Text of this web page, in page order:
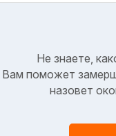
Не знаете,
Вам поможет
назовет